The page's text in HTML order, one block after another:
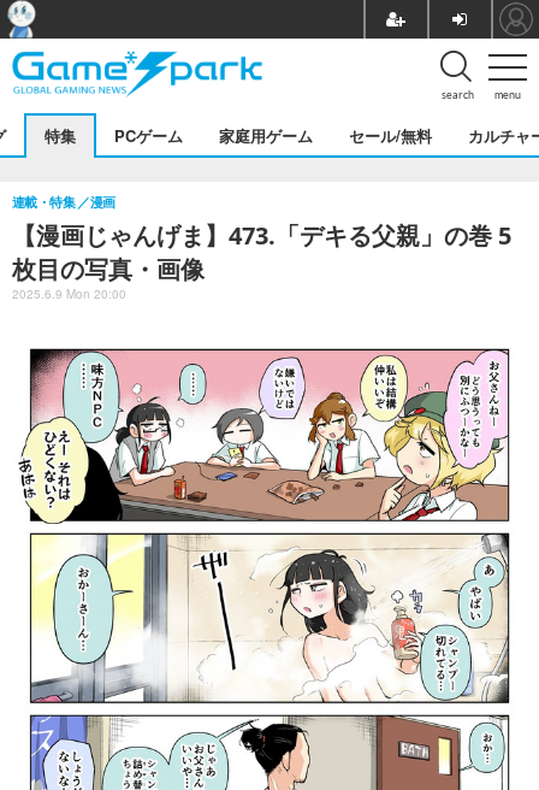
menu
search
特集 PCゲーム 家庭用ゲーム セール/無料 カルチャ
【漫画じゃんげま】473.「デキる父親」の巻 5
枚目の写真・画像
連載・特集 漫画
2025.6.9 Mon 20:00